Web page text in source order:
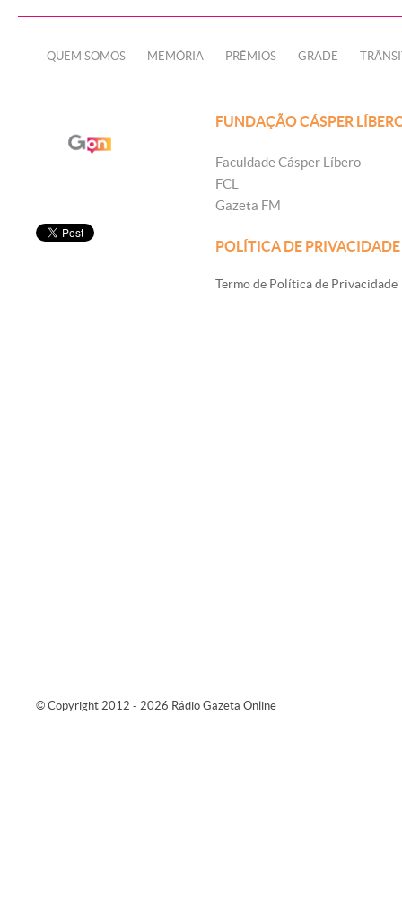
QUEM SOMOS MEMÓRIA PRÊMIOS GRADE
FUNDAÇÃO CÁSPER
Faculdade Cásper Líbero
FCL
Gazeta FM
POLÍTICA DE PRIVACIDADE
Termo de Política de Privacidade
© Copyright 2012 - 2026 Rádio Gazeta Online